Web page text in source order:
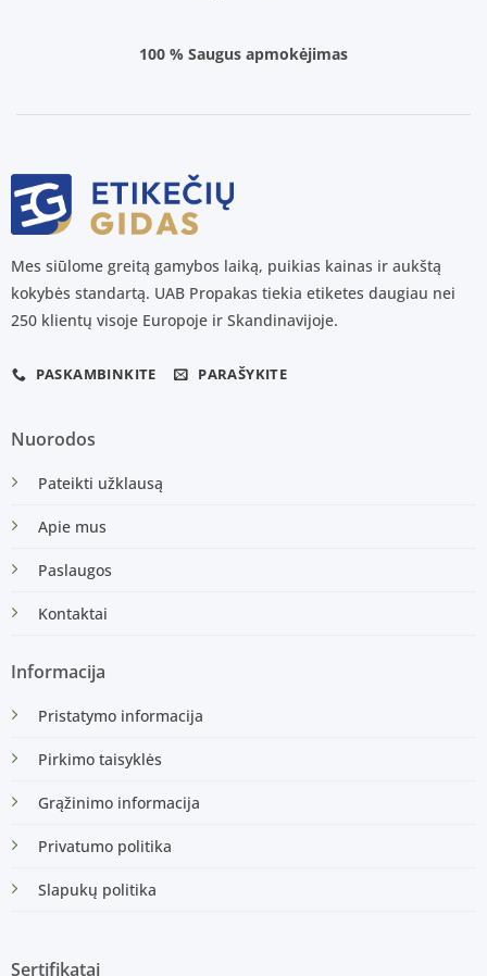
100 % Saugus apmokėjimas
Mes siūlome greitą gamybos laiką, puikias kainas ir aukštą
kokybės standartą. UAB Propakas tiekia etiketes daugiau nei
250 klientų visoje Europoje ir Skandinavijoje.
PASKAMBINKITE PARAŠYKITE
Nuorodos
Pateikti užklausą
Apie mus
Paslaugos
Kontaktai
Informacija
Pristatymo informacija
Pirkimo taisyklės
Grąžinimo informacija
Privatumo politika
Slapukų politika
Sertifikatai